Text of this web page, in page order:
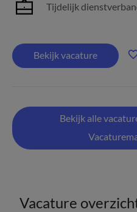
Tijdelijk
Bekijk vacature
Bekijk alle
Vacature